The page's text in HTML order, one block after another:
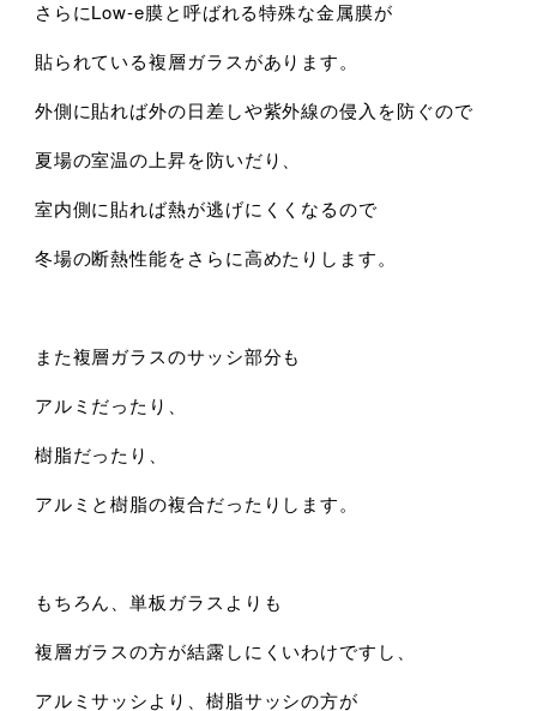
さらにLow-e膜と呼ばれる特殊な金属膜が
貼られている複層ガラスがあります。
外側に貼れば外の日差しや紫外線の侵入を防ぐので
夏場の室温の上昇を防いだり、
室内側に貼れば熱が逃げにくくなるので
冬場の断熱性能をさらに高めたりします。
また複層ガラスのサッシ部分も
アルミだったり、
樹脂だったり、
アルミと樹脂の複合だったりします。
もちろん、単板ガラスよりも
複層ガラスの方が結露しにくいわけですし、
アルミサッシより、樹脂サッシの方が